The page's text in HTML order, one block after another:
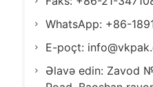
WhatsApp: +86-
E-poçt:
Əlavə edin: Zavod